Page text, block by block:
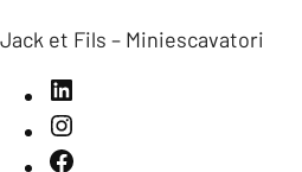
Jack et Fils – Miniescavatori